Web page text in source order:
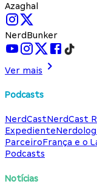
Azaghal
NerdBunker
Ver mais
Podcasts
NerdCastNerdCast
Expediente
ParceiroFrança e o
Podcasts
Notícias